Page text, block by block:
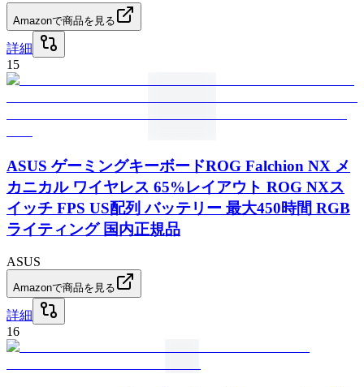
Amazonで商品を見る
詳細
15
ASUS ゲーミングキーボードROG Falchion NX メ
カニカル ワイヤレス 65%レイアウト ROG NXス
イッチ FPS US配列 バッテリー 最大450時間 RGB
ライティング 国内正規品
ASUS
Amazonで商品を見る
詳細
16